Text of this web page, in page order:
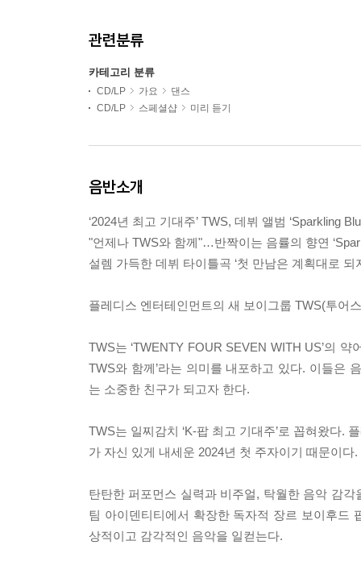
관련분류
카테고리 분류
CD/LP 가요
댄스
CD/LP
스페셜샵 미리 듣기
음반소개
‘2024년 최고 기대주’ TWS, 데뷔 앨범 ‘Sparkling
"언제나 TWS와 함께"…반짝이는 음률의 향연
설렘 가득한 데뷔 타이틀곡 ‘첫 만남은 계획대로 되
플레디스 엔터테인먼트의 새 보이그룹 TWS(투어
TWS는 ‘TWENTY FOUR SEVEN WITH US’의
TWS와 함께’라는 의미를 내포하고 있다. 이들은
는 소중한 친구가 되고자 한다.
TWS는 일찌감치 ‘K-팝 최고 기대주’로 꼽혀왔다.
가 자신 있게 내세운 2024년 첫 주자이기 때문이다.
탄탄한 퍼포먼스 실력과 비주얼, 탁월한 음악 감
팀 아이덴티티에서 확장한 독자적 장르 보이후드
상적이고 감각적인 음악을 일컫는다.